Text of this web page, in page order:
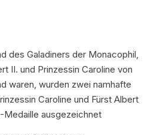
des Galadiners der Monacophil,
II. und Prinzessin Caroline von
waren, wurden zwei namhafte
Caroline und Fürst Albert
Medaille ausgezeichnet